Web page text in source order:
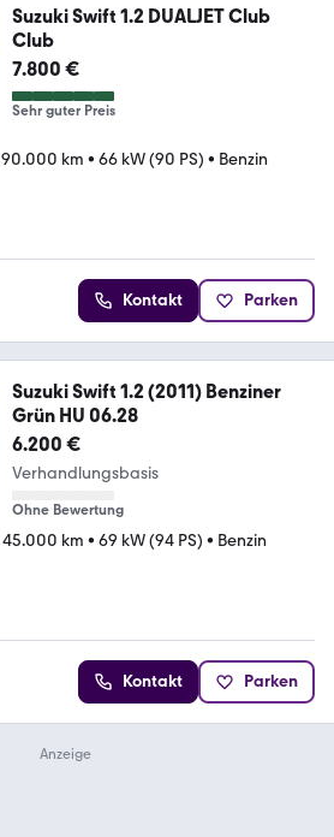
Suzuki Swift 1.2 DUALJET Club
Club
7.800 €
Sehr guter Preis
90.000 km • 66 kW (90 PS) • Benzin
Kontakt Parken
Suzuki Swift 1.2 (2011) Benziner
Grün HU 06.28
6.200 €
Verhandlungsbasis
Ohne Bewertung
45.000 km • 69 kW (94 PS) • Benzin
Kontakt Parken